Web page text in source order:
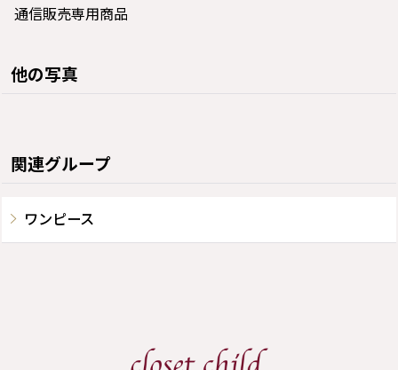
通信販売専用商品
他の写真
関連グループ
ワンピース